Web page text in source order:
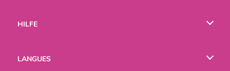
HILFE
LANGUES